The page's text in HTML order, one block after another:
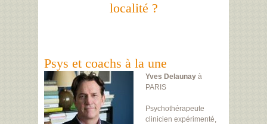
localité ?
Psys et coachs à la une
Yves Delaunay à
PARIS
Psychothérapeute
clinicien expérimenté,